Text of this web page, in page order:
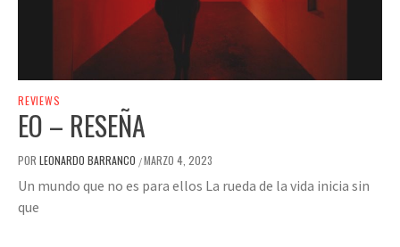
REVIEWS
EO – RESEÑA
POR LEONARDO BARRANCO /MARZO 4, 2023
Un mundo que no es para ellos La rueda de la vida inicia sin
que